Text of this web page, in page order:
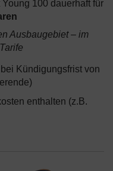
100 dauerhaft für
Ausbaugebiet – im
bei Kündigungsfrist von
enthalten (z.B.